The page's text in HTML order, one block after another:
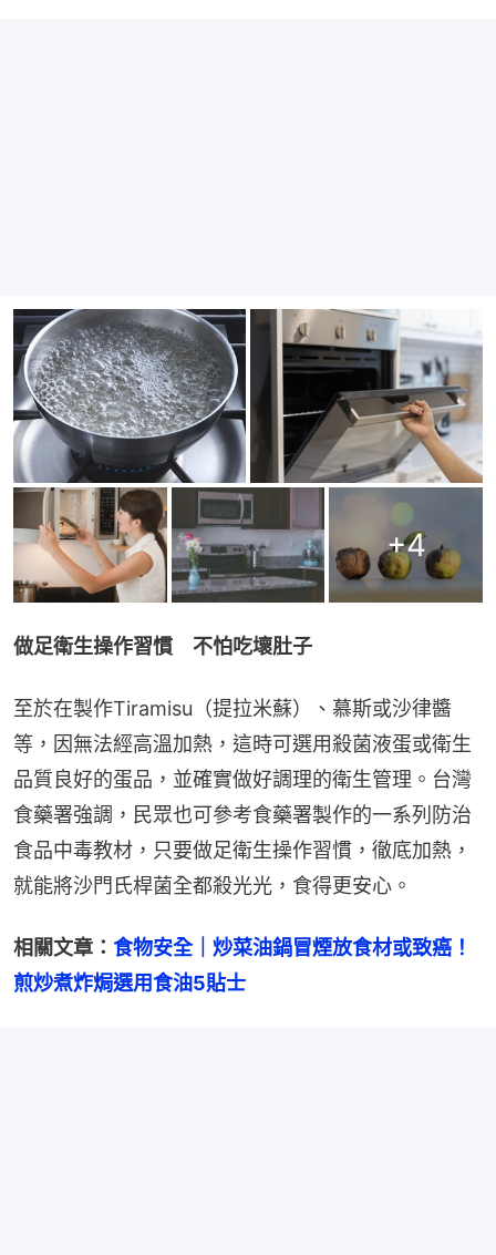
+4
做足衛生操作習慣　不怕吃壞肚子
至於在製作Tiramisu（提拉米蘇）、慕斯或沙律醬
等，因無法經高溫加熱，這時可選用殺菌液蛋或衛生
品質良好的蛋品，並確實做好調理的衛生管理。台灣
食藥署強調，民眾也可參考食藥署製作的一系列防治
食品中毒教材，只要做足衛生操作習慣，徹底加熱，
就能將沙門氏桿菌全都殺光光，食得更安心。
相關文章： 食物安全｜炒菜油鍋冒煙放食材或致癌！
煎炒煮炸焗選用食油5貼士